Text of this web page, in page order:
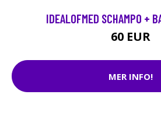
IDEALOFMED SCHAMPO +
60 EUR
MER INFO!